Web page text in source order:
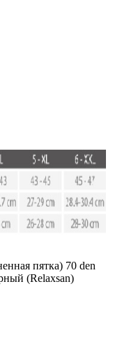
пятка) 70 den
(Relaxsan)